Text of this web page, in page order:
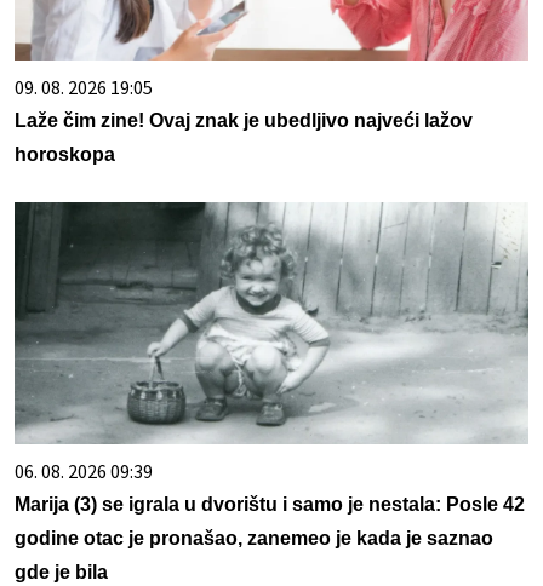
09. 08. 2026 19:05
Laže čim zine! Ovaj znak je ubedljivo najveći lažov
horoskopa
06. 08. 2026 09:39
Marija (3) se igrala u dvorištu i samo je nestala: Posle 42
godine otac je pronašao, zanemeo je kada je saznao
gde je bila